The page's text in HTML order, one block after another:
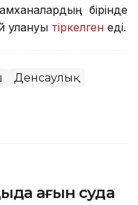
бірінде
улануы тіркелген еді.
Денсаулық
ағын суда